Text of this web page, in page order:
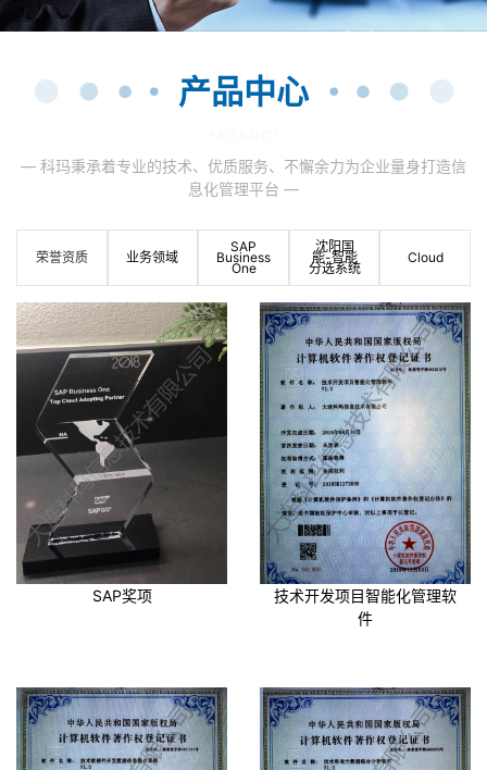
业务领域
案例展示
联系我们
产品中心
— 科玛秉承着专业的技术、优质服务、不懈余力为企业量身打造信
息化管理平台 —
荣誉资质 业务领域
SAP
Business
One
沈阳国
能-智能
分选系统
Cloud
SAP奖项
技术开发项目智能化管理软
件